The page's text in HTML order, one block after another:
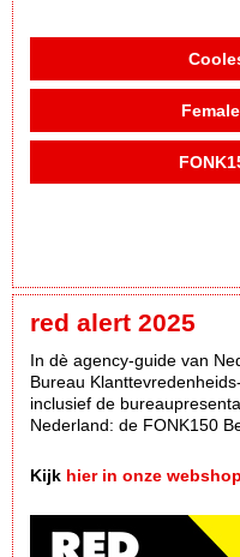
red alert 2025
In dè agency-guide van
Bureau
inclusief de
Nederland: de FONK150
Kijk hier in onze webshop